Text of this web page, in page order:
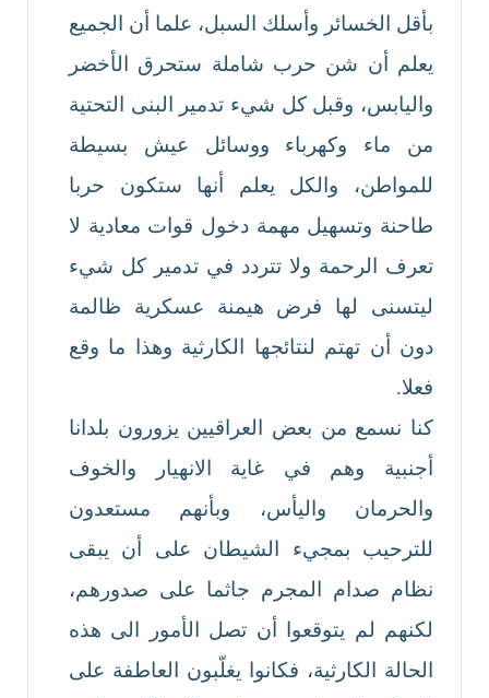
بأقل الخسائر وأسلك السبل، علما أن الجميع
يعلم أن شن حرب شاملة ستحرق الأخضر
واليابس، وقبل كل شيء تدمير البنى التحتية
من ماء وكهرباء ووسائل عيش بسيطة
للمواطن، والكل يعلم أنها ستكون حربا
طاحنة وتسهيل مهمة دخول قوات معادية لا
تعرف الرحمة ولا تتردد في تدمير كل شيء
ليتسنى لها فرض هيمنة عسكرية ظالمة
دون أن تهتم لنتائجها الكارثية وهذا ما وقع
فعلا.
كنا نسمع من بعض العراقيين يزورون بلدانا
أجنبية وهم في غاية الانهيار والخوف
والحرمان واليأس، وبأنهم مستعدون
للترحيب بمجيء الشيطان على أن يبقى
نظام صدام المجرم جاثما على صدورهم،
لكنهم لم يتوقعوا أن تصل الأمور الى هذه
الحالة الكارثية، فكانوا يغلّبون العاطفة على